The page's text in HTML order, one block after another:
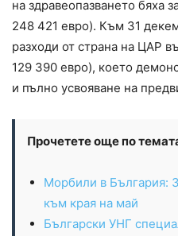
на здравеопазването бяха
248 421 евро). Към 31
разходи от страна на ЦАР
129 390 евро), което
и пълно усвояване на
Прочетете още по
Морбили в България:
към края на май
Български УНГ